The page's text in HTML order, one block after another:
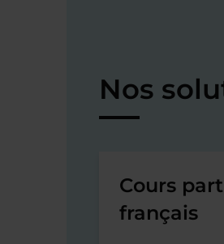
Nos
Cours
français